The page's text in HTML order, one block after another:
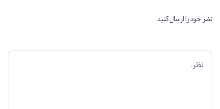
نظر خود را ارسال کنید